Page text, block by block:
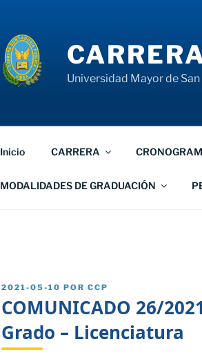
Universidad Mayor de
Inicio CARRERA
MODALIDADES DE GRADUACIÓN
PUBLICADO
2021-05-10 POR CCP
COMUNICADO 26/
Grado – Licenciatura